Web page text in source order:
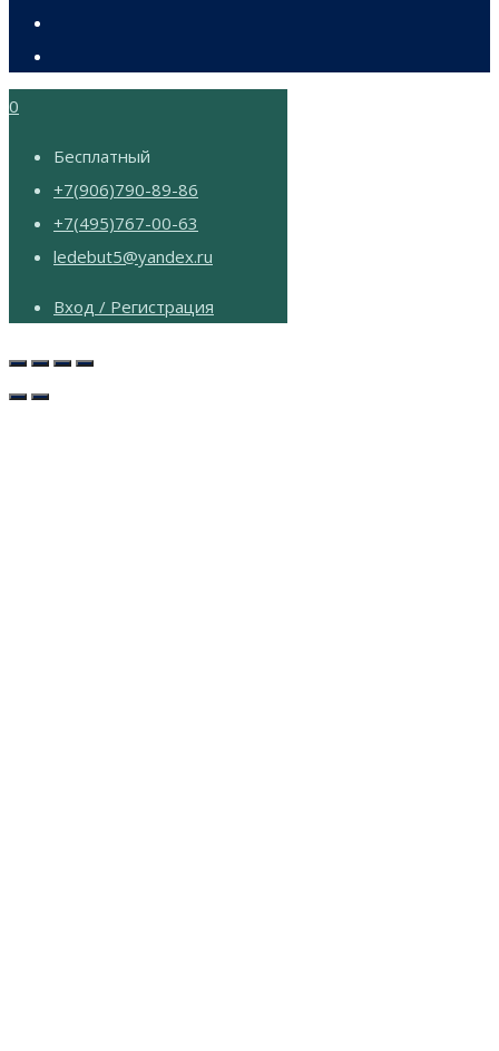
0
Бесплатный
+7(906)790-89-86
+7(495)767-00-63
ledebut5@yandex.ru
Вход / Регистрация